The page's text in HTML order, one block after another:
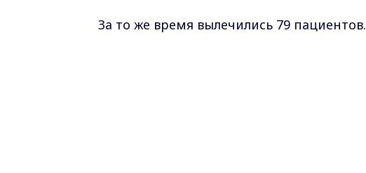
За то же время вылечились 79 пациентов.